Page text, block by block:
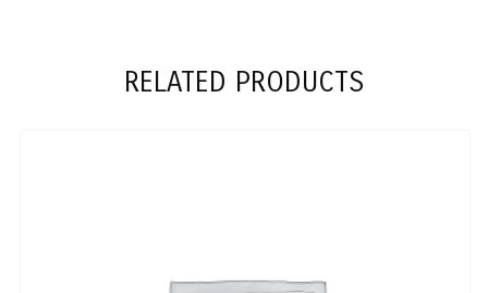
RELATED PRODUCTS